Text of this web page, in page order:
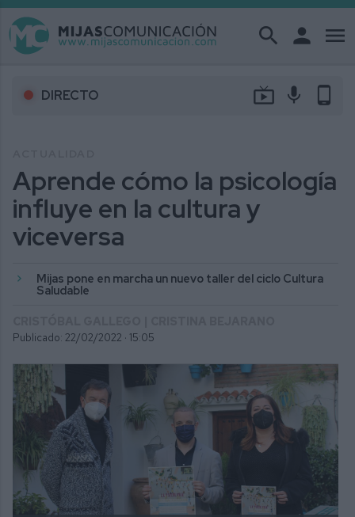
search person menu
DIRECTO live_tv mic phone_android
Aprende cómo la psicología
influye en la cultura y
viceversa
Mijas pone en marcha un nuevo taller del ciclo Cultura
Saludable
Publicado: 22/02/2022 · 15:05